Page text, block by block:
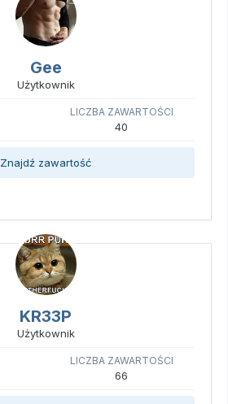
Gee
Użytkownik
LICZBA ZAWARTOŚCI
40
Znajdź zawartość
KR33P
Użytkownik
LICZBA ZAWARTOŚCI
66